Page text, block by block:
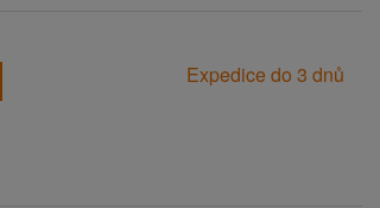
Expedice do 3 dnů